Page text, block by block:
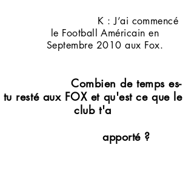
K : J’ai commencé
le Football Américain en
Septembre 2010 aux Fox.
Combien de temps es-
tu resté aux FOX et qu'est ce que le
clubt'a
apporté ?